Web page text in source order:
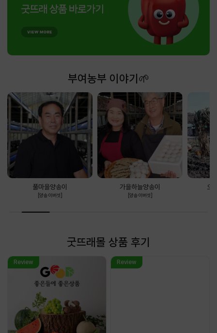
부여농부 이야기🌱
풀마을양송이
[양송이버섯]
가을하늘양송이
[양송이버섯]
오
굿뜨래몰 상품 후기
Review Review